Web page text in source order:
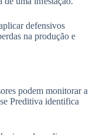
defensivos
na produção e
podem monitorar a
Preditiva identifica